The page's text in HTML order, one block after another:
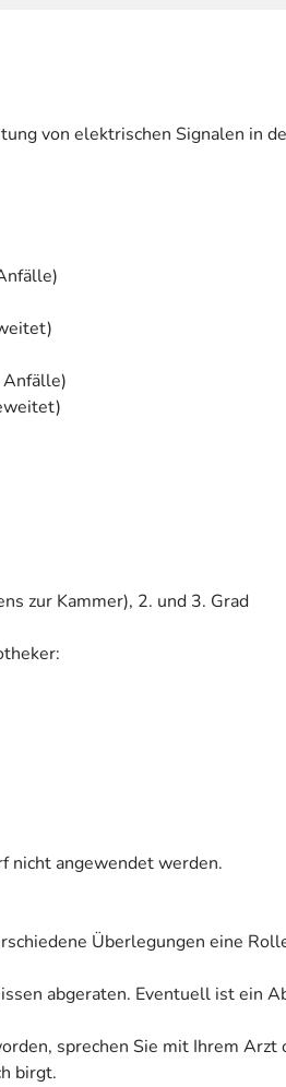
von elektrischen Signalen in
zur Kammer), 2. und 3. Grad
nicht angewendet werden.
Überlegungen eine
abgeraten. Eventuell ist ein
sprechen Sie mit Ihrem
birgt.